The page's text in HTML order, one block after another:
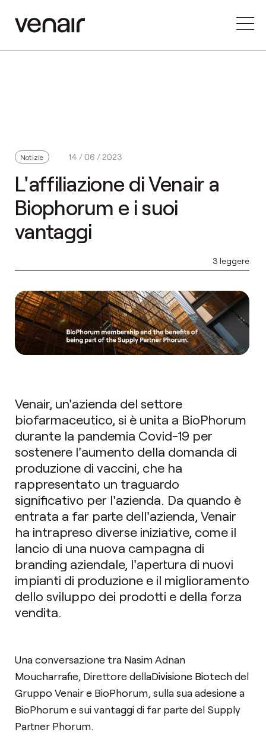
Notizie 14 / 06 / 2023
L'affiliazione di Venair a
Biophorum e i suoi
vantaggi
3 leggere
Venair, un'azienda del settore
biofarmaceutico, si è unita a BioPhorum
durante la pandemia Covid-19 per
sostenere l'aumento della domanda di
produzione di vaccini, che ha
rappresentato un traguardo
significativo per l'azienda. Da quando è
entrata a far parte dell'azienda, Venair
ha intrapreso diverse iniziative, come il
lancio di una nuova campagna di
branding aziendale, l'apertura di nuovi
impianti di produzione e il miglioramento
dello sviluppo dei prodotti e della forza
vendita.
Una conversazione tra Nasim Adnan
Moucharrafie, Direttore dellaDivisione Biotechdel
Gruppo Venair e BioPhorum, sulla sua adesione a
BioPhorum e sui vantaggi di far parte del Supply
Partner Phorum.